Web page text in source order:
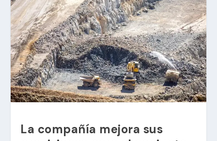
La compañía mejora sus